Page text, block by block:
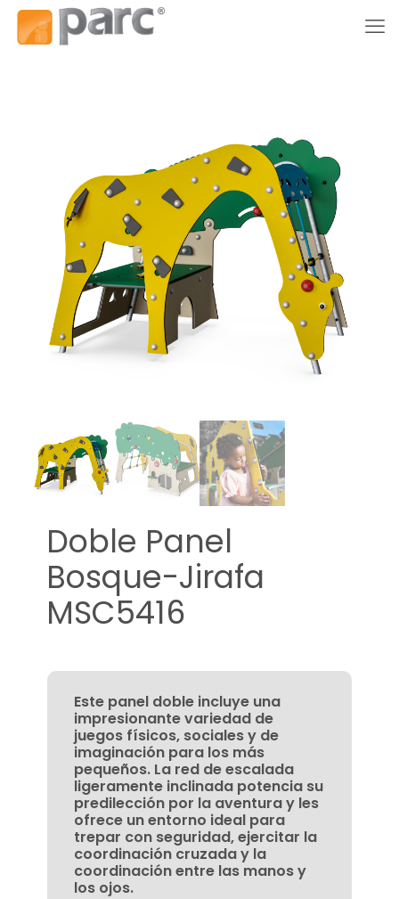
Doble Panel
Bosque-Jirafa
MSC5416
Este panel doble incluye una
impresionante variedad de
juegos físicos, sociales y de
imaginación para los más
pequeños. La red de escalada
ligeramente inclinada potencia su
predilección por la aventura y les
ofrece un entorno ideal para
trepar con seguridad, ejercitar la
coordinación cruzada y la
coordinación entre las manos y
los ojos.